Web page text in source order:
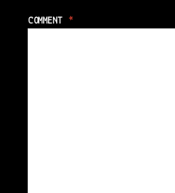
COMMENT*